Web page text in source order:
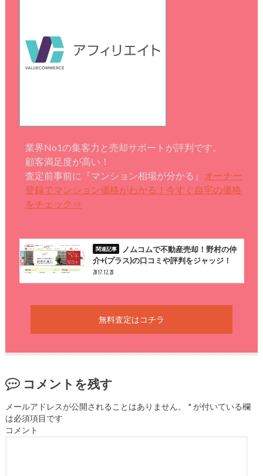
業界No1の集客力と売却サポートが評判です。
顧客満足度が高い！
査定前事前に『マンション相場が分かる』
オーナー
登録でマンション価格がわかる！今すぐ自宅の価格
をチェック⇒
ノムコムで不動産売却！野村の仲
介+(プラス)の口コミや評判をジャッジ！
2017.12.28
無料査定はコチラ
コメントを残す
メールアドレスが公開されることはありません。 *が付いている欄
は必須項目です
コメント